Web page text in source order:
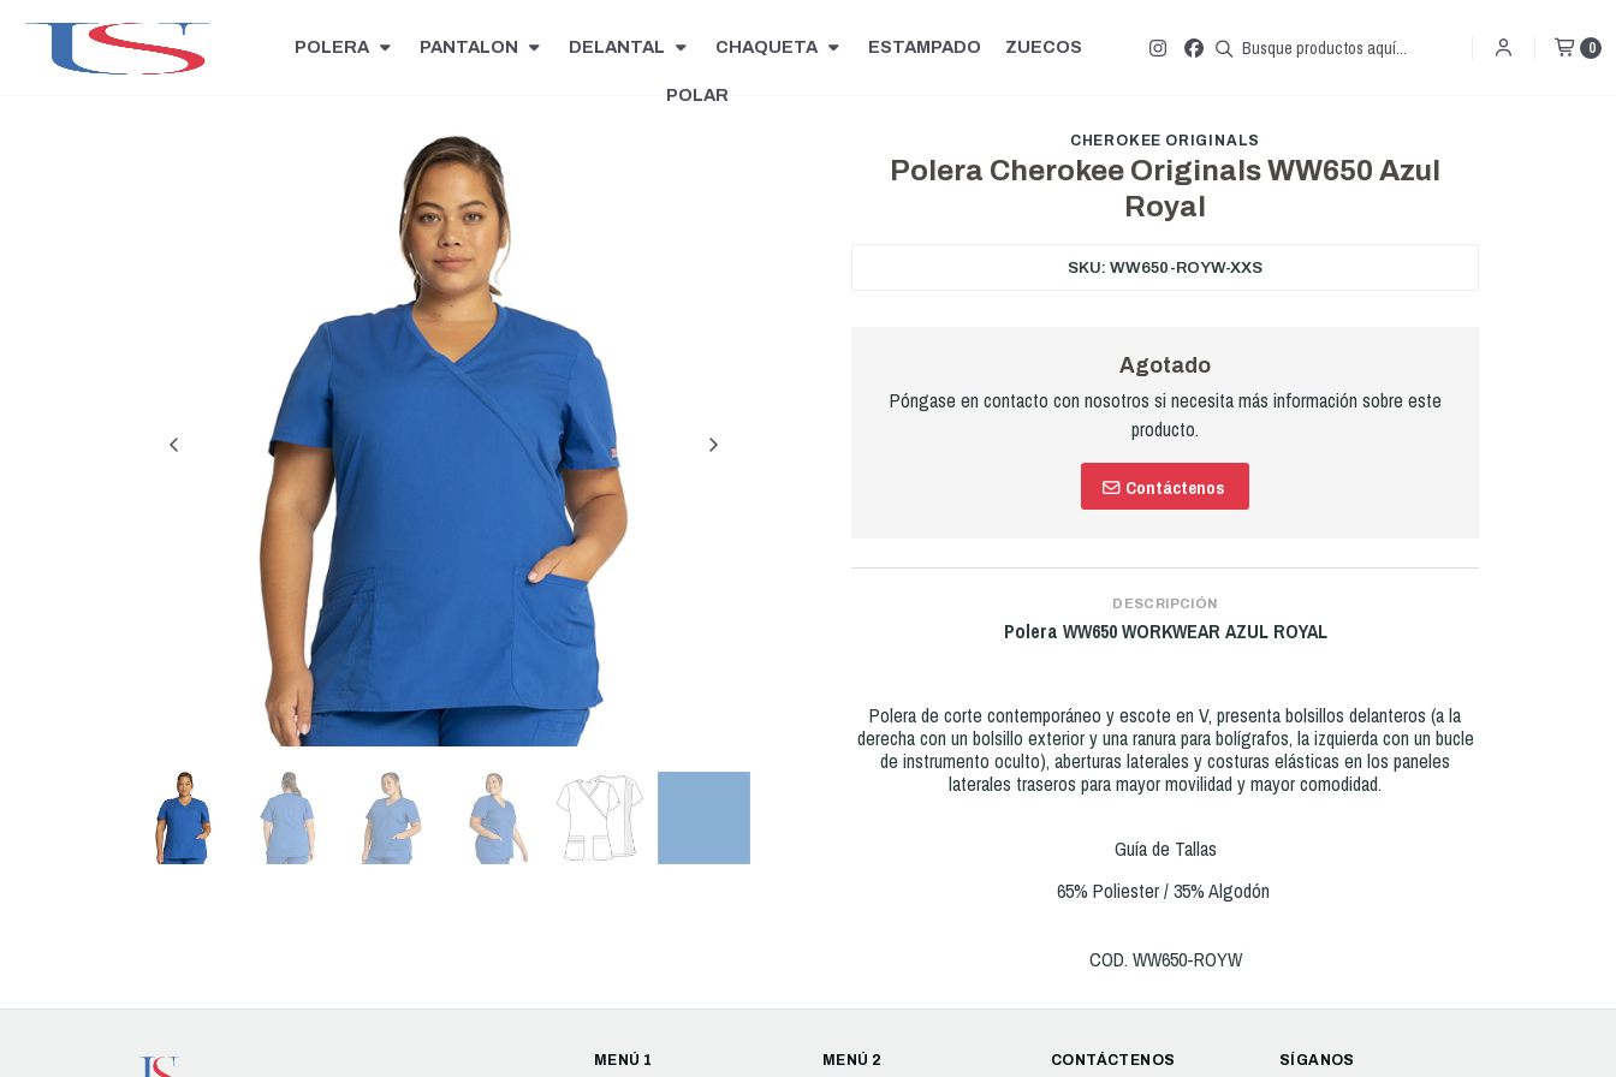
POLERA PANTALON DELANTAL CHAQUETA ESTAMPADO ZUECOS
POLAR
0
CHEROKEE ORIGINALS
Polera Cherokee Originals WW650 Azul
Royal
SKU: WW650-ROYW-XXS
Agotado
Póngase en contacto con nosotros si necesita más información sobre este
producto.
Contáctenos
DESCRIPCIÓN
Polera WW650 WORKWEAR AZUL ROYAL
Polera de corte contemporáneo y escote en V, presenta bolsillos delanteros (a la
derecha con un bolsillo exterior y una ranura para bolígrafos, la izquierda con un bucle
de instrumento oculto), aberturas laterales y costuras elásticas en los paneles
laterales traseros para mayor movilidad y mayor comodidad.
Guía de Tallas
65% Poliester / 35% Algodón
COD. WW650-ROYW
MENÚ 1 MENÚ 2 CONTÁCTENOS SÍGANOS